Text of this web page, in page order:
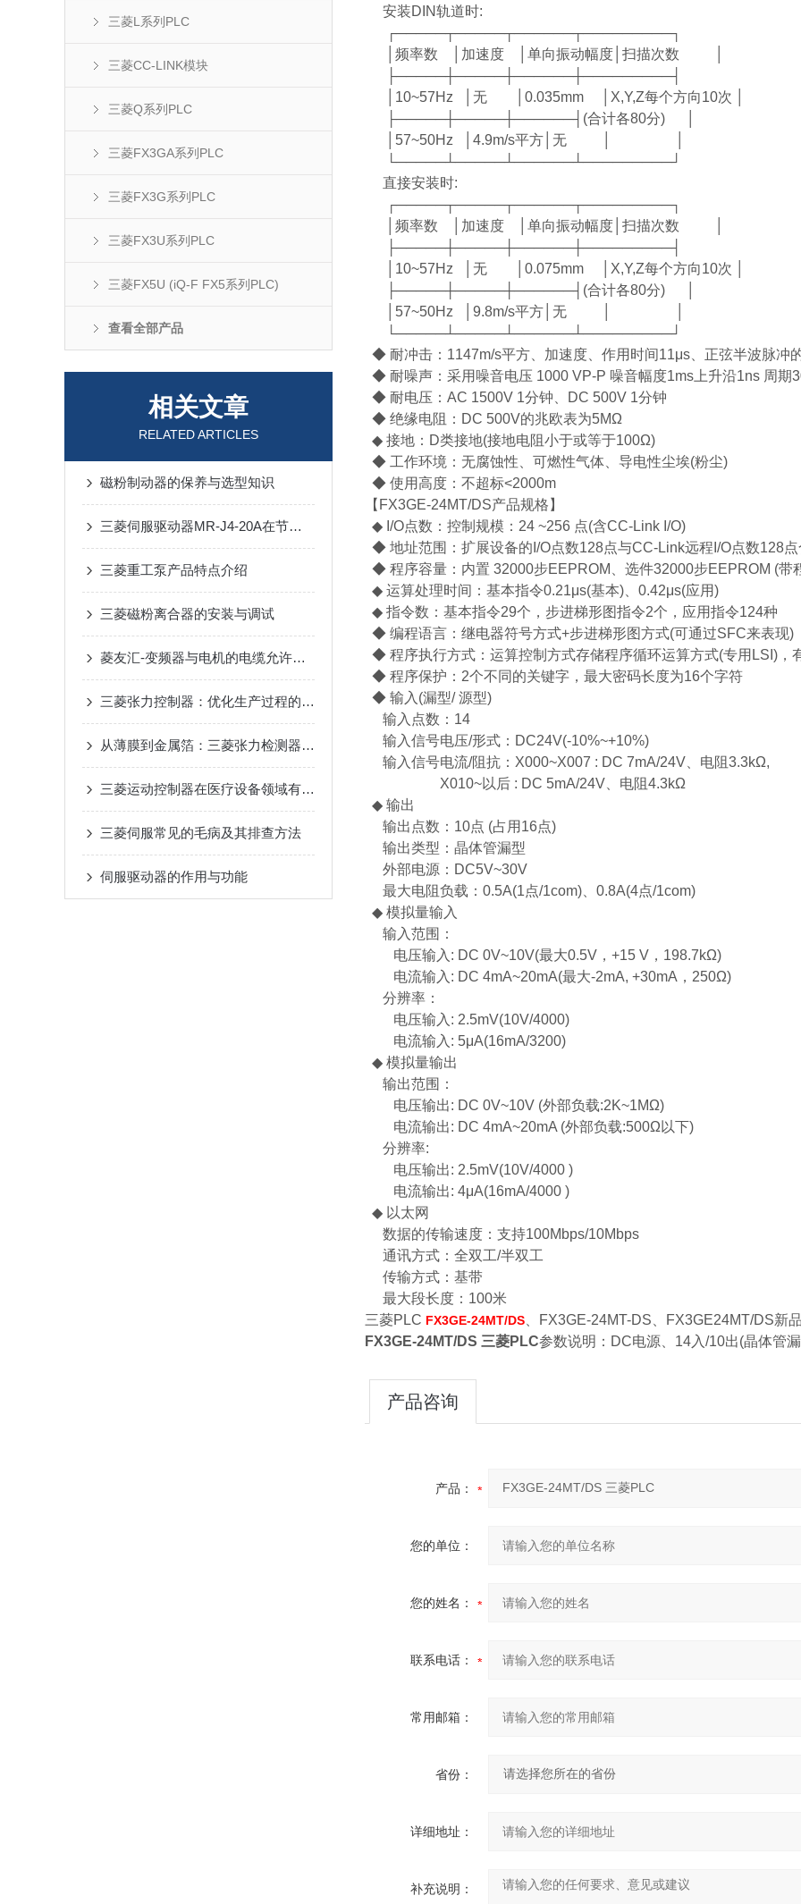
三菱L系列PLC
三菱CC-LINK模块
三菱Q系列PLC
三菱FX3GA系列PLC
三菱FX3G系列PLC
三菱FX3U系列PLC
三菱FX5U (iQ-F FX5系列PLC)
查看全部产品
相关文章
RELATED ARTICLES
磁粉制动器的保养与选型知识
三菱伺服驱动器MR-J4-20A在节能方面有哪些具体措施？
三菱重工泵产品特点介绍
三菱磁粉离合器的安装与调试
菱友汇-变频器与电机的电缆允许多长？
三菱张力控制器：优化生产过程的关键技术
从薄膜到金属箔：三菱张力检测器在多行业卷材加工中的应用
三菱运动控制器在医疗设备领域有哪些应用？
三菱伺服常见的毛病及其排查方法
伺服驱动器的作用与功能
安装DIN轨道时:
┌─────┬─────┬──────┬─────────┐
│频率数 │加速度 │单向振动幅度│扫描次数 │
├─────┼─────┼──────┼─────────┤
│10~57Hz │无 │0.035mm │X,Y,Z每个方向10次 │
├─────┼─────┼──────┤(合计各80分) │
│57~50Hz │4.9m/s平方│无 │ │
└─────┴─────┴──────┴─────────┘
直接安装时:
┌─────┬─────┬──────┬─────────┐
│频率数 │加速度 │单向振动幅度│扫描次数 │
├─────┼─────┼──────┼─────────┤
│10~57Hz │无 │0.075mm │X,Y,Z每个方向10次 │
├─────┼─────┼──────┤(合计各80分) │
│57~50Hz │9.8m/s平方│无 │ │
└─────┴─────┴──────┴─────────┘
◆ 耐冲击：1147m/s平方、加速度、作用时间11μs、正弦半波脉冲
◆ 耐噪声：采用噪音电压 1000 VP-P 噪音幅度1ms上升沿1ns 周期
◆ 耐电压：AC 1500V 1分钟、DC 500V 1分钟
◆ 绝缘电阻：DC 500V的兆欧表为5MΩ
◆ 接地：D类接地(接地电阻小于或等于100Ω)
◆ 工作环境：无腐蚀性、可燃性气体、导电性尘埃(粉尘)
◆ 使用高度：不超标<2000m
【FX3GE-24MT/DS产品规格】
◆ I/O点数：控制规模：24 ~256 点(含CC-Link I/O)
◆ 地址范围：扩展设备的I/O点数128点与CC-Link远程I/O点数128点
◆ 程序容量：内置 32000步EEPROM、选件32000步EEPROM (带
◆ 运算处理时间：基本指令0.21μs(基本)、0.42μs(应用)
◆ 指令数：基本指令29个，步进梯形图指令2个，应用指令124种
◆ 编程语言：继电器符号方式+步进梯形图方式(可通过SFC来表现)
◆ 程序执行方式：运算控制方式存储程序循环运算方式(专用LSI)，
◆ 程序保护：2个不同的关键字，最大密码长度为16个字符
◆ 输入(漏型/ 源型)
输入点数：14
输入信号电压/形式：DC24V(-10%~+10%)
输入信号电流/阻抗：X000~X007 : DC 7mA/24V、电阻3.3kΩ,
X010~以后 : DC 5mA/24V、电阻4.3kΩ
◆ 输出
输出点数：10点 (占用16点)
输出类型：晶体管漏型
外部电源：DC5V~30V
最大电阻负载：0.5A(1点/1com)、0.8A(4点/1com)
◆ 模拟量输入
输入范围：
电压输入: DC 0V~10V(最大0.5V，+15 V，198.7kΩ)
电流输入: DC 4mA~20mA(最大-2mA, +30mA，250Ω)
分辨率：
电压输入: 2.5mV(10V/4000)
电流输入: 5μA(16mA/3200)
◆ 模拟量输出
输出范围：
电压输出: DC 0V~10V (外部负载:2K~1MΩ)
电流输出: DC 4mA~20mA (外部负载:500Ω以下)
分辨率:
电压输出: 2.5mV(10V/4000 )
电流输出: 4μA(16mA/4000 )
◆ 以太网
数据的传输速度：支持100Mbps/10Mbps
通讯方式：全双工/半双工
传输方式：基带
最大段长度：100米
三菱PLC FX3GE-24MT/DS 、FX3GE-24MT-DS、FX3GE24MT/DS新
FX3GE-24MT/DS 三菱PLC参数说明：DC电源、14入/10出(晶体管
产品咨询
产品：
您的单位：
您的姓名：
联系电话：
常用邮箱：
省份：
详细地址：
补充说明：